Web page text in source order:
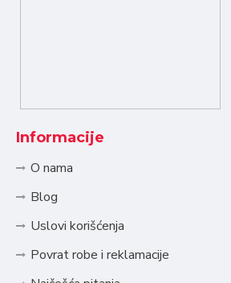
Informacije
O nama
Blog
Uslovi korišćenja
Povrat robe i reklamacije